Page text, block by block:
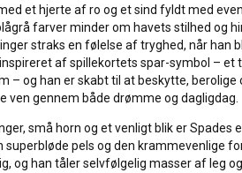
et hjerte af ro og et sind fyldt med
farver minder om havets stilhed og
straks en følelse af tryghed, når han
af spillekortets spar-symbol – et
– og han er skabt til at beskytte, berolige
gennem både drømme og dagligdag.
små horn og et venligt blik er Spades
superbløde pels og den krammevenlige
og han tåler selvfølgelig masser af leg og